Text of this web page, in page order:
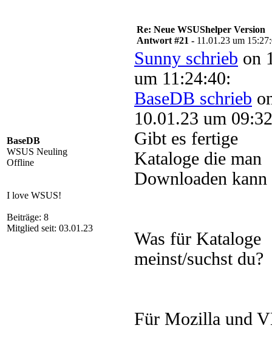
BaseDB
WSUS Neuling
Offline
I love WSUS!
Beiträge: 8
Mitglied seit: 03.01.23
Re: Neue WSUShelper Version
Antwort #21 - 11.01.23 um
Sunny schrieb on
um 11:24:40:
BaseDB schrieb
10.01.23 um
Gibt es fertige
Kataloge die man
Downloaden kann
Was für Kataloge
meinst/suchst du?
Für Mozilla und